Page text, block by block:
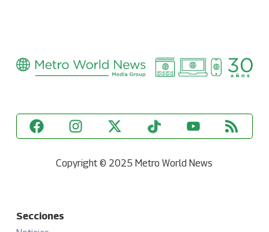
Copyright © 2025 Metro World News
Secciones